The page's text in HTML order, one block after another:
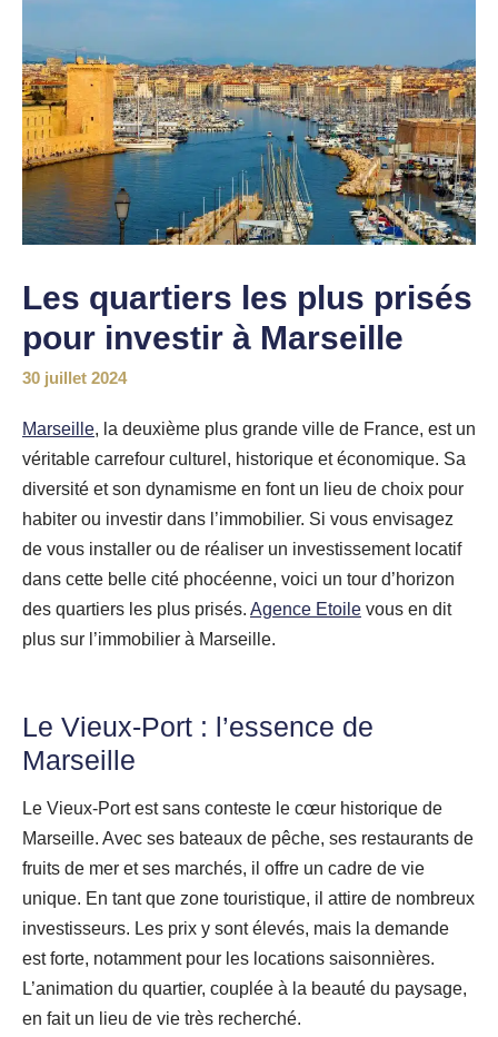
Les quartiers les plus prisés
pour investir à Marseille
30 juillet 2024
Marseille, la deuxième plus grande ville de France, est un
véritable carrefour culturel, historique et économique. Sa
diversité et son dynamisme en font un lieu de choix pour
habiter ou investir dans l’immobilier. Si vous envisagez
de vous installer ou de réaliser un investissement locatif
dans cette belle cité phocéenne, voici un tour d’horizon
des quartiers les plus prisés. Agence Etoile vous en dit
plus sur l’immobilier à Marseille.
Le Vieux-Port : l’essence de
Marseille
Le Vieux-Port est sans conteste le cœur historique de
Marseille. Avec ses bateaux de pêche, ses restaurants de
fruits de mer et ses marchés, il offre un cadre de vie
unique. En tant que zone touristique, il attire de nombreux
investisseurs. Les prix y sont élevés, mais la demande
est forte, notamment pour les locations saisonnières.
L’animation du quartier, couplée à la beauté du paysage,
en fait un lieu de vie très recherché.